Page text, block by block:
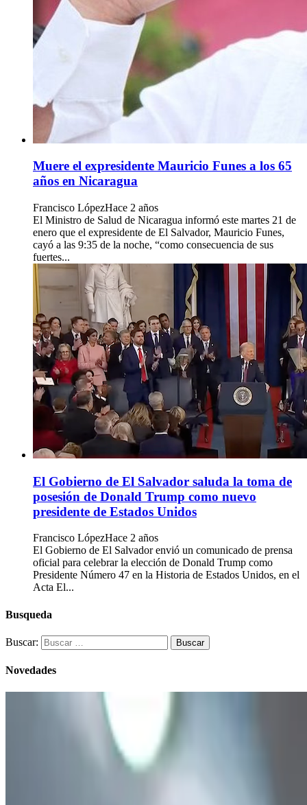
Muere el expresidente Mauricio Funes a los 65
años en Nicaragua
Francisco LópezHace 2 años
El Ministro de Salud de Nicaragua informó este martes 21 de
enero que el expresidente de El Salvador, Mauricio Funes,
cayó a las 9:35 de la noche, “como consecuencia de sus
fuertes...
El Gobierno de El Salvador saluda la toma de
posesión de Donald Trump como nuevo
presidente de Estados Unidos
Francisco LópezHace 2 años
El Gobierno de El Salvador envió un comunicado de prensa
oficial para celebrar la elección de Donald Trump como
Presidente Número 47 en la Historia de Estados Unidos, en el
Acta El...
Busqueda
Buscar:
Novedades